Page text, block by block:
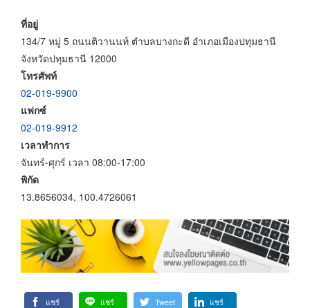
ที่อยู่
134/7 หมู่ 5 ถนนติวานนท์ ตำบลบางกะดี อำเภอเมืองปทุมธานี
จังหวัดปทุมธานี 12000
โทรศัพท์
02-019-9900
แฟกซ์
02-019-9912
เวลาทำการ
จันทร์-ศุกร์ เวลา 08:00-17:00
พิกัด
13.8656034, 100.4726061
แชร์ แชร์ Tweet แชร์